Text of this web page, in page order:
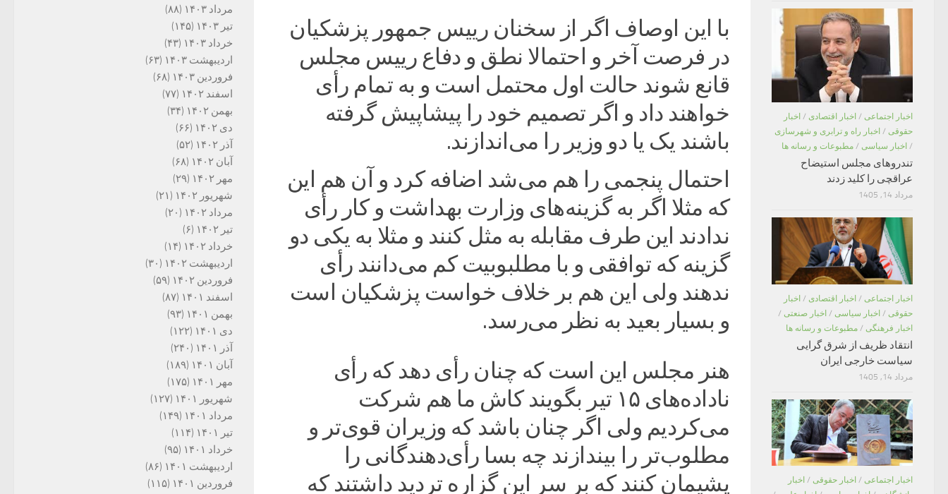
با این اوصاف اگر از سخنان رییس جمهور پزشکیان
در فرصت آخر و احتمالا نطق و دفاع رییس مجلس
قانع شوند حالت اول محتمل است و به تمام رأی
خواهند داد و اگر تصمیم خود را پیشاپیش گرفته
باشند یک یا دو وزیر را می‌اندازند.
احتمال پنجمی را هم می‌شد اضافه کرد و آن هم این
که مثلا اگر به گزینه‌های وزارت بهداشت و کار رأی
ندادند این طرف مقابله به مثل کنند و مثلا به یکی دو
گزینه که توافقی و با مطلبوبیت کم می‌دانند رأی
ندهند ولی این هم بر خلاف خواست پزشکیان است
و بسیار بعید به نظر می‌رسد.
هنر مجلس این است که چنان رأی دهد که رأی
ناداده‌های ۱۵ تیر بگویند کاش ما هم شرکت
می‌کردیم ولی اگر چنان باشد که وزیران قوی‌تر و
مطلوب‌تر را بیندازند چه بسا رأی‌دهندگانی را
پشیمان کنند که بر سر این گزاره تردید داشتند که
مرداد ۱۴۰۳
(۸۸)
تیر ۱۴۰۳
(۱۴۵)
خرداد ۱۴۰۳
(۴۳)
اردیبهشت ۱۴۰۳
(۶۳)
فروردین ۱۴۰۳
(۶۸)
اسفند ۱۴۰۲
(۷۷)
بهمن ۱۴۰۲
(۳۴)
دی ۱۴۰۲
(۶۶)
آذر ۱۴۰۲
(۵۲)
آبان ۱۴۰۲
(۶۸)
مهر ۱۴۰۲
(۲۹)
شهریور ۱۴۰۲
(۲۱)
مرداد ۱۴۰۲
(۲۰)
تیر ۱۴۰۲
(۶)
خرداد ۱۴۰۲
(۱۴)
اردیبهشت ۱۴۰۲
(۳۰)
فروردین ۱۴۰۲
(۵۹)
اسفند ۱۴۰۱
(۸۷)
بهمن ۱۴۰۱
(۹۳)
دی ۱۴۰۱
(۱۲۲)
آذر ۱۴۰۱
(۲۴۰)
آبان ۱۴۰۱
(۱۸۹)
مهر ۱۴۰۱
(۱۷۵)
شهریور ۱۴۰۱
(۱۲۷)
مرداد ۱۴۰۱
(۱۴۹)
تیر ۱۴۰۱
(۱۱۴)
خرداد ۱۴۰۱
(۹۵)
اردیبهشت ۱۴۰۱
(۸۶)
فروردین ۱۴۰۱
(۱۱۵)
اخبار اجتماعی / اخبار اقتصادی / اخبار
حقوقی / اخبار راه و ترابری و شهرسازی
/ اخبار سیاسی / مطبوعات و رسانه ها
تندروهای مجلس استیضاح
عراقچی را کلید زدند
مرداد 14, 1405
اخبار اجتماعی / اخبار اقتصادی / اخبار
حقوقی / اخبار سیاسی / اخبار صنعتی /
اخبار فرهنگی / مطبوعات و رسانه ها
انتقاد ظریف از شرق گرایی
سیاست خارجی ایران
مرداد 14, 1405
اخبار اجتماعی / اخبار حقوقی / اخبار